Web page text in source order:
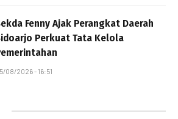
Fenny Ajak Perangkat Daerah
Perkuat Tata Kelola
08/2026 - 16:51